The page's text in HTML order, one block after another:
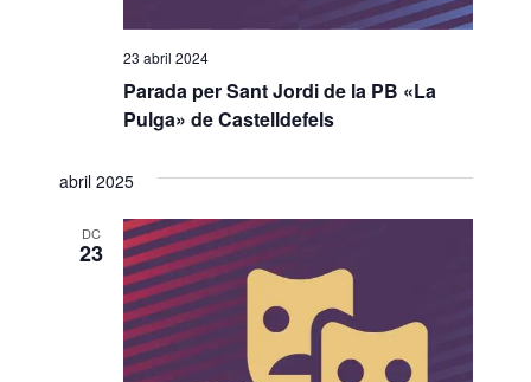
Parada per Sant Jordi de la PB «La
Pulga» de Castelldefels
23 abril 2024
abril 2025
DC
23